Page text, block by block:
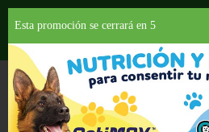
Departamentos
HOME LICORES HARD SELTZER
Esta promoción se cerrará en 4